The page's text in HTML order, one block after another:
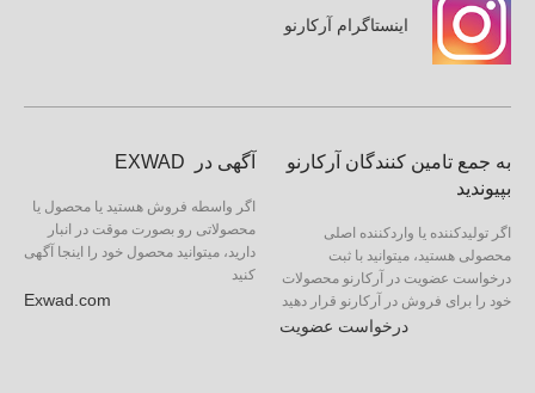
اینستاگرام آرکارنو
به جمع تامین کنندگان آرکارنو
بپیوندید
اگر تولیدکننده یا واردکننده اصلی
محصولی هستید، میتوانید با ثبت
درخواست عضویت در آرکارنو محصولات
خود را برای فروش در آرکارنو قرار دهید
درخواست عضویت
آگهی در EXWAD
اگر واسطه فروش هستید یا محصول یا
محصولاتی رو بصورت موقت در انبار
دارید، میتوانید محصول خود را اینجا آگهی
کنید
Exwad.com